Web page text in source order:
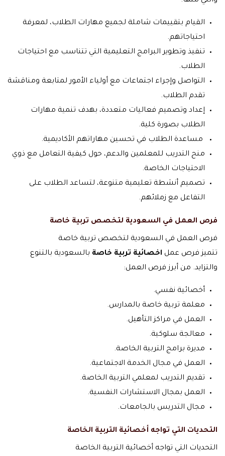
القيام بتقييمات شاملة لجميع مهارات الطلاب، لمعرفة
احتياجاتهم.
تنفيذ وتطوير البرامج التعليمية التي تتناسب مع احتياجات
الطلاب.
التواصل وإجراء اجتماعات مع أولياء الأمور لمتابعة ومناقشة
تقدم الطلاب.
إعداد وتصميم فعاليات متعددة، بهدف تنمية مهارات
الطلاب بصورة كلية.
مساعدة الطلاب في تحسين مهاراتهم الأكاديمية.
منح التدريب للمعلمين والدعم، حول كيفية التعامل مع ذوي
الاحتياجات الخاصة.
تصميم أنشطة تعليمية متنوعة، لتساعد الطلاب على
التفاعل مع زملائهم.
فرص العمل في السعودية لتخصص تربية خاصة
فرص العمل في السعودية لتخصص تربية خاصة
تتميز فرص عمل اخصائية تربية خاصة بالسعودية بالتنوع
والتزايد. من أبرز فرص العمل:
أخصائية نفسي.
معلمة تربية خاصة بالمدارس.
العمل في مراكز التأهيل.
معالجة سلوكية.
مديرة برامج التربية الخاصة.
العمل في مجال الخدمة الاجتماعية.
تقديم التدريب لمعلمي التربية الخاصة.
العمل بمجال الاستشارات النفسية.
مجال التدريس بالجامعات.
التحديات التي تواجه أخصائية التربية الخاصة
التحديات التي تواجه أخصائية التربية الخاصة